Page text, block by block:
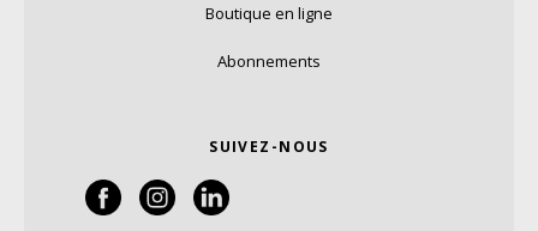
Boutique en ligne
Abonnements
SUIVEZ-NOUS